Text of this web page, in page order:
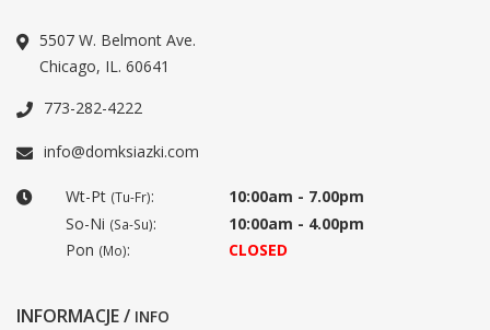
5507 W. Belmont Ave.
Chicago, IL. 60641
773-282-4222
info@domksiazki.com
Wt-Pt (Tu-Fr):
10:00am - 7.00pm
So-Ni (Sa-Su):
10:00am - 4.00pm
Pon (Mo): CLOSED
INFORMACJE / INFO